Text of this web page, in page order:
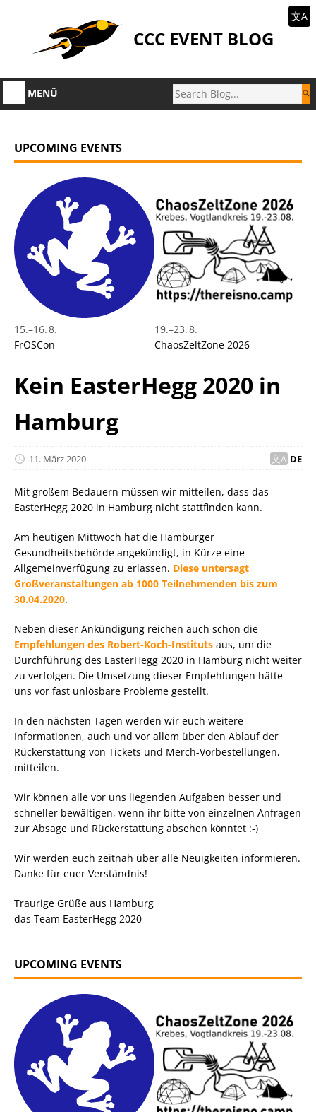
CCC EVENT BLOG
文A
MENÜ
UPCOMING EVENTS
15.–16. 8.
FrOSCon
19.–23. 8.
ChaosZeltZone 2026
Kein EasterHegg 2020 in
Hamburg
11. März 2020 DE
Mit großem Bedauern müssen wir mitteilen, dass das
EasterHegg 2020 in Hamburg nicht stattfinden kann.
Am heutigen Mittwoch hat die Hamburger
Gesundheitsbehörde angekündigt, in Kürze eine
Allgemeinverfügung zu erlassen. Diese untersagt
Großveranstaltungen ab 1000 Teilnehmenden bis zum
30.04.2020.
Neben dieser Ankündigung reichen auch schon die
Empfehlungen des Robert-Koch-Instituts aus, um die
Durchführung des EasterHegg 2020 in Hamburg nicht weiter
zu verfolgen. Die Umsetzung dieser Empfehlungen hätte
uns vor fast unlösbare Probleme gestellt.
In den nächsten Tagen werden wir euch weitere
Informationen, auch und vor allem über den Ablauf der
Rückerstattung von Tickets und Merch-Vorbestellungen,
mitteilen.
Wir können alle vor uns liegenden Aufgaben besser und
schneller bewältigen, wenn ihr bitte von einzelnen Anfragen
zur Absage und Rückerstattung absehen könntet :-)
Wir werden euch zeitnah über alle Neuigkeiten informieren.
Danke für euer Verständnis!
Traurige Grüße aus Hamburg
das Team EasterHegg 2020
UPCOMING EVENTS